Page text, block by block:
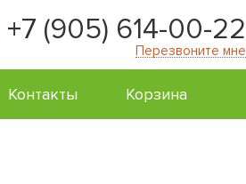
+7 (905) 614-00-22
Перезвоните мне
Контакты Корзина